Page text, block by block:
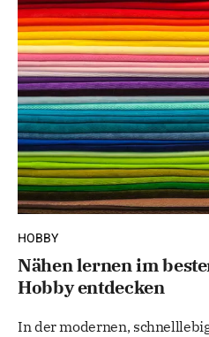
HOBBY
Nähen lernen im
Hobby entdecken
In der modernen,